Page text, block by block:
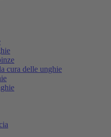
cura delle unghie